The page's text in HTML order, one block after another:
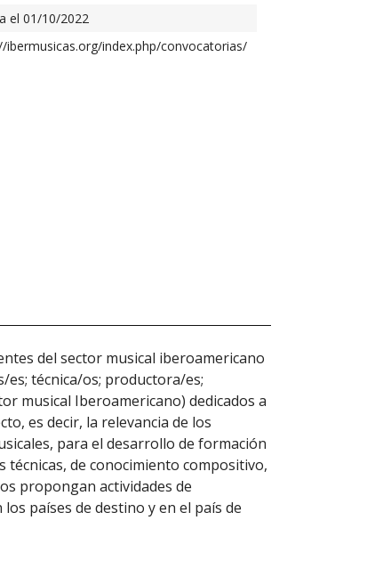
el 01/10/2022
ibermusicas.org/index.php/convocatorias/
del sector musical iberoamericano
técnica/os; productora/es;
musical Iberoamericano) dedicados a
es decir, la relevancia de los
para el desarrollo de formación
técnicas, de conocimiento compositivo,
propongan actividades de
países de destino y en el país de